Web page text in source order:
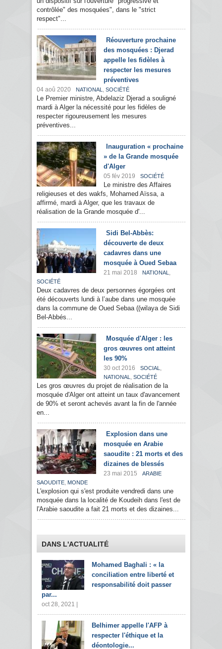
contrôlée" des mosquées", dans le "strict
respect"...
Réouverture prochaine
des mosquées : Djerad
appelle les fidèles à
respecter les mesures
préventives
04 aoû 2020 NATIONAL , SOCIÉTÉ
Le Premier ministre, Abdelaziz Djerad a souligné
mardi à Alger la nécessité pour les fidèles de
respecter rigoureusement les mesures
préventives...
Inauguration « prochaine
» de la Grande mosquée
d'Alger
05 fév 2019 SOCIÉTÉ
Le ministre des Affaires
religieuses et des wakfs, Mohamed Aïssa, a
affirmé, mardi à Alger, que les travaux de
réalisation de la Grande mosquée d'...
Sidi Bel-Abbès:
découverte de deux
cadavres dans une
mosquée à Oued Sebaa
21 mai 2018 NATIONAL ,
SOCIÉTÉ
Deux cadavres de deux personnes égorgées ont
été découverts lundi à l’aube dans une mosquée
dans la commune de Oued Sebaa ((wilaya de Sidi
Bel-Abbés...
Mosquée d'Alger : les
gros œuvres ont atteint
les 90%
30 oct 2016 SOCIAL ,
NATIONAL , SOCIÉTÉ
Les gros œuvres du projet de réalisation de la
mosquée d'Alger ont atteint un taux d'avancement
de 90% et seront achevés avant la fin de l'année
en...
Explosion dans une
mosquée en Arabie
saoudite : 21 morts et des
dizaines de blessés
23 mai 2015
ARABIE
SAOUDITE, MONDE
L'explosion qui s'est produite vendredi dans une
mosquée dans la localité de Koudeih dans l'est de
l'Arabie saoudite a fait 21 morts et des dizaines...
DANS L'ACTUALITÉ
Mohamed Baghali : « la
conciliation entre liberté et
responsabilité doit passer
par...
oct 28, 2021 |
Belhimer appelle l'AFP à
respecter l'éthique et la
déontologie...